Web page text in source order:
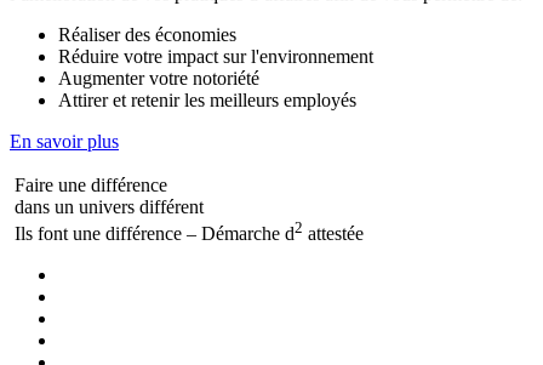
Réaliser des économies
Réduire votre impact sur l'environnement
Augmenter votre notoriété
Attirer et retenir les meilleurs employés
En savoir plus
Faire une différence
dans un univers différent
Ils font une différence – Démarche d2 attestée